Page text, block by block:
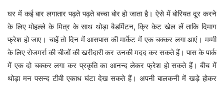
घर में कई बार लगातार पढ़ते पढ़ते बच्चा बोर हो जाता है। ऐसे में बोरियत दूर करने
के लिए मोहल्ले के मित्र के साथ थोड़ा बैडमिंटन, क्रि केट खेल लें ताकि दिमाग
फ्रेश हो जाए। चाहें तो दिन में आसपास की मार्केट में एक चक्कर लगा आएं। मम्मी
के लिए रोजमर्रा की चीजों की खरीदारी कर उनकी मदद कर सकते हैं। पास के पार्क
में एक दो चक्कर लगा कर प्रकृति का आनन्द लेकर फ्रेश हो सकते हैं। बीच में
थोड़ा मन पसन्द टीवी एकाध घंटा देख सकते हैं। अपनी बालकनी में खड़े होकर